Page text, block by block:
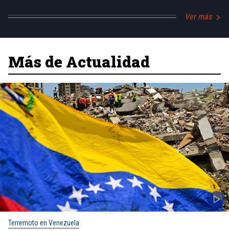
Ver más
Más de Actualidad
Terremoto en Venezuela